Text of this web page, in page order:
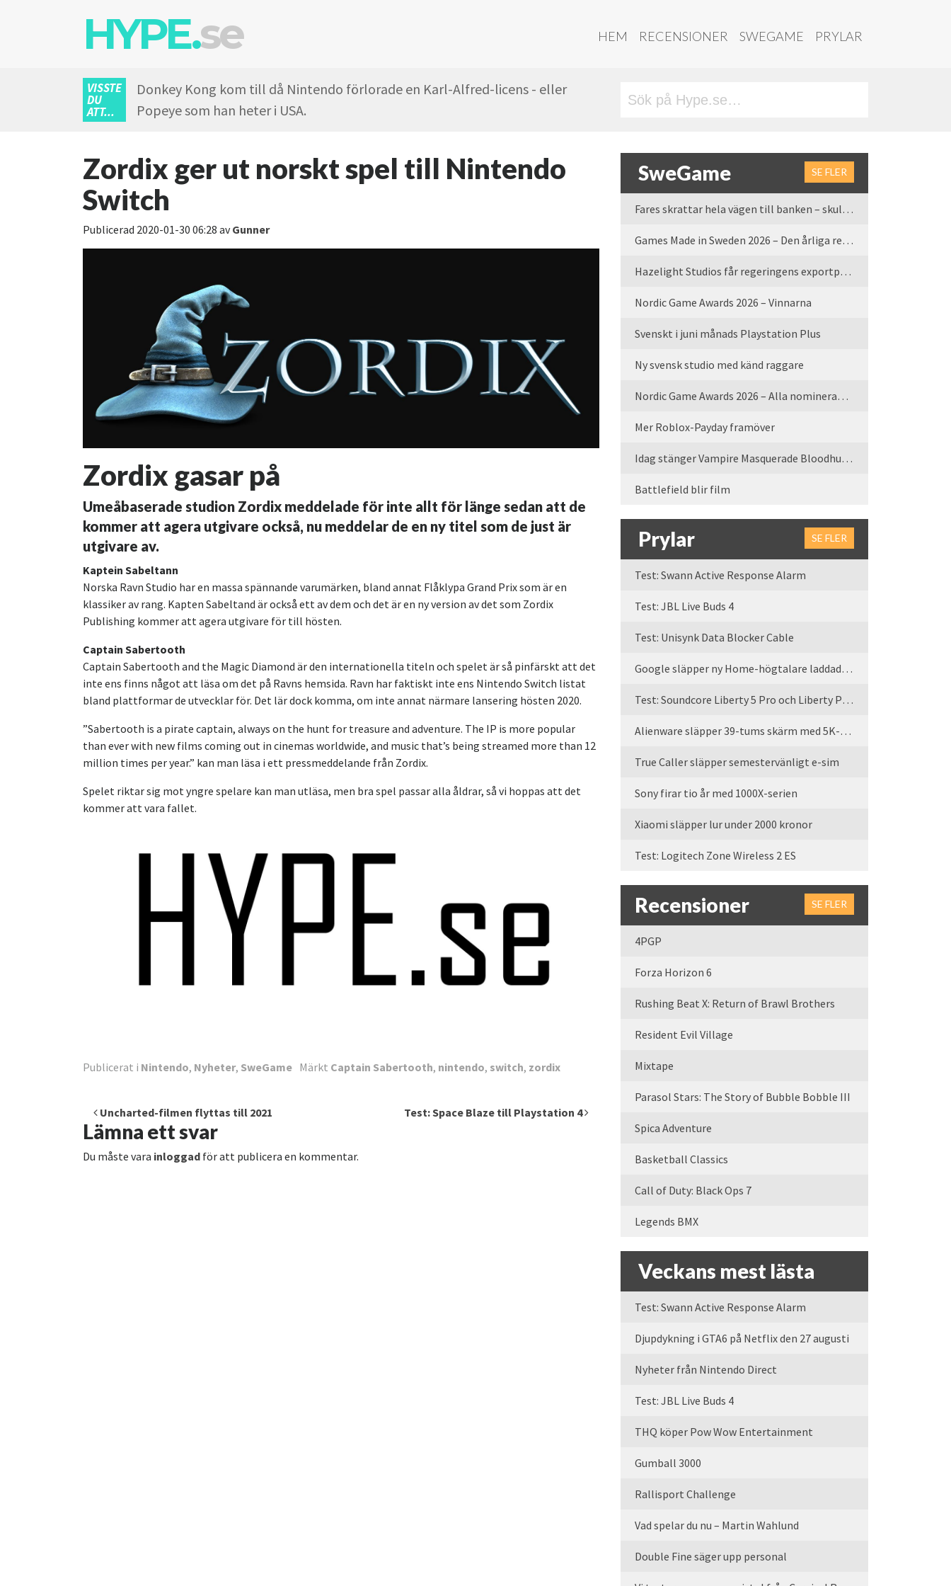
HYPE.se HEM RECENSIONER SWEGAME PRYLAR
VISSTE
DU
ATT...
Donkey Kong kom till då Nintendo förlorade en Karl-Alfred-licens - eller
Popeye som han heter i USA.
Zordix ger ut norskt spel till Nintendo
Switch
Publicerad 2020-01-30 06:28 avGunner
Zordix gasar på
Umeåbaserade studion Zordix meddelade för inte allt för länge sedan att de
kommer att agera utgivare också, nu meddelar de en ny titel som de just är
utgivare av.
Kaptein Sabeltann
Norska Ravn Studio har en massa spännande varumärken, bland annat Flåklypa Grand Prix som är en
klassiker av rang. Kapten Sabeltand är också ett av dem och det är en ny version av det som Zordix
Publishing kommer att agera utgivare för till hösten.
Captain Sabertooth
Captain Sabertooth and the Magic Diamond är den internationella titeln och spelet är så pinfärskt att det
inte ens finns något att läsa om det på Ravns hemsida. Ravn har faktiskt inte ens Nintendo Switch listat
bland plattformar de utvecklar för. Det lär dock komma, om inte annat närmare lansering hösten 2020.
”Sabertooth is a pirate captain, always on the hunt for treasure and adventure. The IP is more popular
than ever with new films coming out in cinemas worldwide, and music that’s being streamed more than 12
million times per year.” kan man läsa i ett pressmeddelande från Zordix.
Spelet riktar sig mot yngre spelare kan man utläsa, men bra spel passar alla åldrar, så vi hoppas att det
kommer att vara fallet.
Publicerat i Nintendo, Nyheter, SweGame Märkt Captain Sabertooth, nintendo, switch, zordix
Inläggsnavigering
Uncharted-filmen flyttas till 2021 Test: Space Blaze till Playstation 4
Lämna ett svar
Du måste vara inloggad för att publicera en kommentar.
SweGame SE FLER
Fares skrattar hela vägen till banken – skulle vi tro
Games Made in Sweden 2026 – Den årliga rean är tillbaka
Hazelight Studios får regeringens exportpris 2025
Nordic Game Awards 2026 – Vinnarna
Svenskt i juni månads Playstation Plus
Ny svensk studio med känd raggare
Nordic Game Awards 2026 – Alla nominerade spel
Mer Roblox-Payday framöver
Idag stänger Vampire Masquerade Bloodhunt servrarna
Battlefield blir film
Prylar SE FLER
Test: Swann Active Response Alarm
Test: JBL Live Buds 4
Test: Unisynk Data Blocker Cable
Google släpper ny Home-högtalare laddad med Gemini
Test: Soundcore Liberty 5 Pro och Liberty Pro Max
Alienware släpper 39-tums skärm med 5K-upplösning
True Caller släpper semestervänligt e-sim
Sony firar tio år med 1000X-serien
Xiaomi släpper lur under 2000 kronor
Test: Logitech Zone Wireless 2 ES
Recensioner SE FLER
4PGP
Forza Horizon 6
Rushing Beat X: Return of Brawl Brothers
Resident Evil Village
Mixtape
Parasol Stars: The Story of Bubble Bobble III
Spica Adventure
Basketball Classics
Call of Duty: Black Ops 7
Legends BMX
Veckans mest lästa
Test: Swann Active Response Alarm
Djupdykning i GTA6 på Netflix den 27 augusti
Nyheter från Nintendo Direct
Test: JBL Live Buds 4
THQ köper Pow Wow Entertainment
Gumball 3000
Rallisport Challenge
Vad spelar du nu – Martin Wahlund
Double Fine säger upp personal